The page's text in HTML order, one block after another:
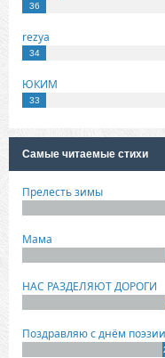
36
rezya
34
ЮКИМ
33
Самые читаемые стихи
Прелесть зимы
Мама
НАС РАЗДЕЛЯЮТ ДОРОГИ